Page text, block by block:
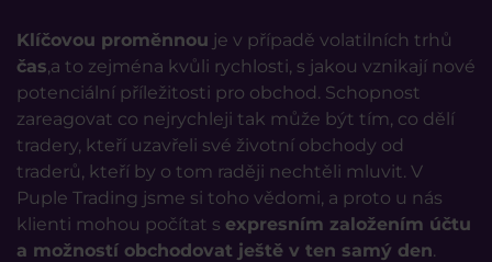
Klíčovou proměnnou je v případě volatilních trhů
čas,a to zejména kvůli rychlosti, s jakou vznikají nové
potenciální příležitosti pro obchod. Schopnost
zareagovat co nejrychleji tak může být tím, co dělí
tradery, kteří uzavřeli své životní obchody od
traderů, kteří by o tom raději nechtěli mluvit. V
Puple Trading jsme si toho vědomi, a proto u nás
klienti mohou počítat s expresním založením účtu
a možností obchodovat ještě v ten samý den.